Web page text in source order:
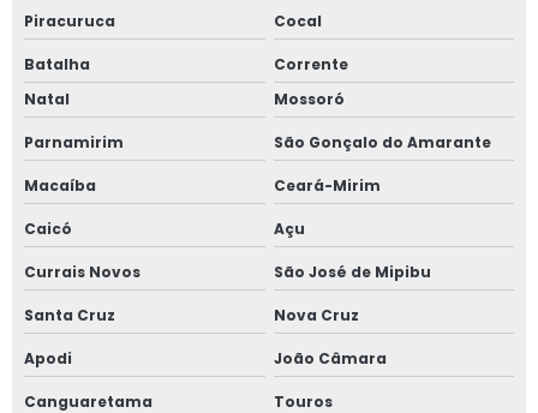
Piracuruca Cocal
Batalha
Corrente
Natal
Mossoró
Parnamirim São Gonçalo do Amarante
Macaíba Ceará-Mirim
Caicó Açu
Currais Novos São José de Mipibu
Santa Cruz Nova Cruz
Apodi João Câmara
Canguaretama Touros